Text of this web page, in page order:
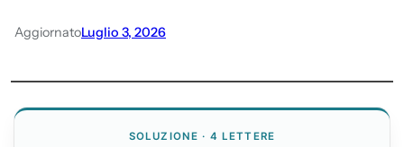
AggiornatoLuglio 3, 2026
SOLUZIONE · 4 LETTERE